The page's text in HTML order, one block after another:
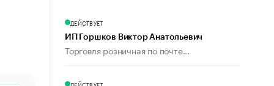
ДЕЙСТВУЕТ
ИП Горшков Виктор Анатольевич
Торговля розничная по почте...
ДЕЙСТВУЕТ